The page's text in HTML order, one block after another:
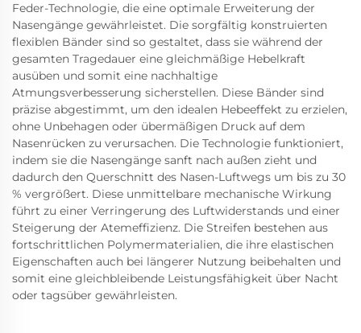
Feder-Technologie, die eine optimale Erweiterung der
Nasengänge gewährleistet. Die sorgfältig konstruierten
flexiblen Bänder sind so gestaltet, dass sie während der
gesamten Tragedauer eine gleichmäßige Hebelkraft
ausüben und somit eine nachhaltige
Atmungsverbesserung sicherstellen. Diese Bänder sind
präzise abgestimmt, um den idealen Hebeeffekt zu erzielen,
ohne Unbehagen oder übermäßigen Druck auf dem
Nasenrücken zu verursachen. Die Technologie funktioniert,
indem sie die Nasengänge sanft nach außen zieht und
dadurch den Querschnitt des Nasen-Luftwegs um bis zu 30
% vergrößert. Diese unmittelbare mechanische Wirkung
führt zu einer Verringerung des Luftwiderstands und einer
Steigerung der Atemeffizienz. Die Streifen bestehen aus
fortschrittlichen Polymermaterialien, die ihre elastischen
Eigenschaften auch bei längerer Nutzung beibehalten und
somit eine gleichbleibende Leistungsfähigkeit über Nacht
oder tagsüber gewährleisten.